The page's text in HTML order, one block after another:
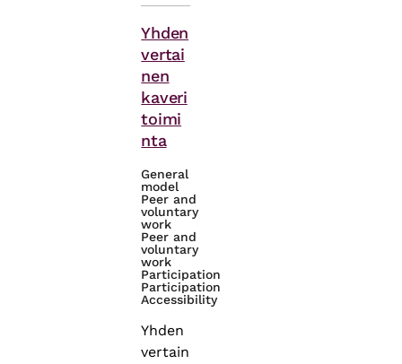
Yhden
vertai
nen
kaveri
toimi
nta
General
model
Peer and
voluntary
work
Peer and
voluntary
work
Participation
Participation
Accessibility
Yhden
vertain